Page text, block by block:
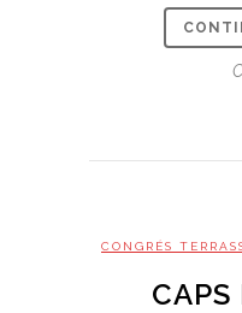
CONGRÉS
CAPS